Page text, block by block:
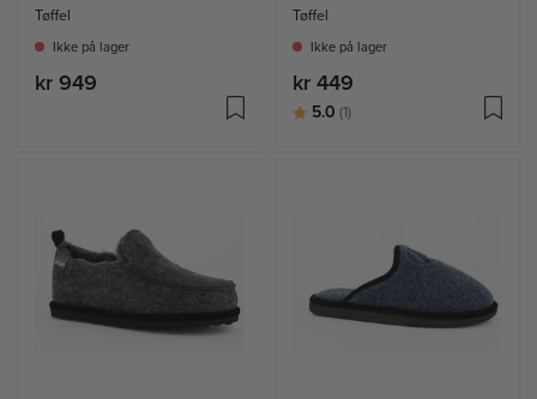
Tøffel
Ikke på lager
kr 949
Tøffel
Ikke på lager
kr 449
Karakter:
5.0 (1)av 5 mulige